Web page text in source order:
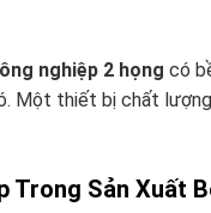
nghiệp 2 họng có
Một thiết bị chất
Trong Sản Xuất